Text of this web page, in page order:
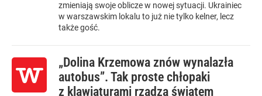
zmieniają swoje oblicze w nowej sytuacji. Ukrainiec
w warszawskim lokalu to już nie tylko kelner, lecz
także gość.
„Dolina Krzemowa znów wynalazła
autobus”. Tak proste chłopaki
z klawiaturami rządzą światem